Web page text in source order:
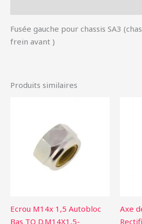
Fusée gauche pour chassis SA3
frein avant )
Produits similaires
Ecrou M14x 1,5 Autobloc
Bas TO D.M14X1,5-
Axe